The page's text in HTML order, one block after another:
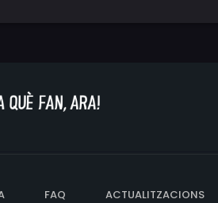
FAQ ACTUALITZACIONS